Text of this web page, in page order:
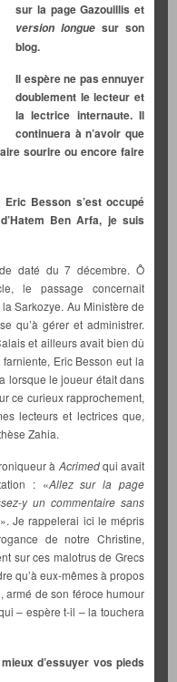
sur la page Gazouillis et
version longue sur son
blog.
Il espère ne pas ennuyer
doublement le lecteur et
la lectrice internaute. Il
continuera à n’avoir que
sourire ou encore faire
Eric Besson s’est occupé
Ben Arfa, je suis
daté du 7 décembre. Ô
le passage concernait
Sarkozye. Au Ministère de
qu’à gérer et administrer.
et ailleurs avait bien dû
Eric Besson eut la
lorsque le joueur était dans
ce curieux rapprochement,
lecteurs et lectrices que,
Zahia.
à Acrimedqui avait
: «Allez sur la page
y un commentaire sans
Je rappelerai ici le mépris
de notre Christine,
sur ces malotrus de Grecs
qu’à eux-mêmes à propos
armé de son féroce humour
– espère t-il – la touchera
d’essuyer vos pieds